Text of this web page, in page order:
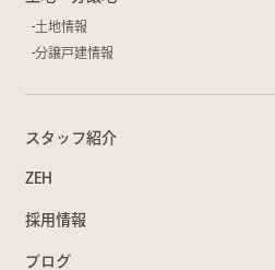
土地情報
分譲戸建情報
スタッフ紹介
ZEH
採用情報
ブログ